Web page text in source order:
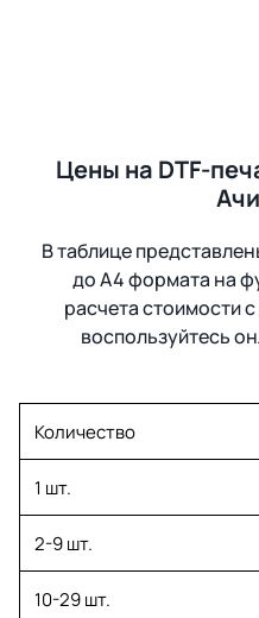
Цены на DTF-
В таблице
до А4 формата на
расчета стоимости
воспользуйтесь
Количество
1 шт.
2-9 шт.
10-29 шт.